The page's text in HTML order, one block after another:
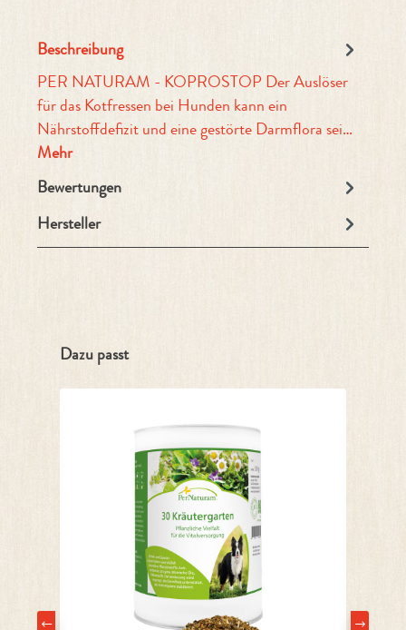
Beschreibung
PER NATURAM - KOPROSTOP Der Auslöser
für das Kotfressen bei Hunden kann ein
Nährstoffdefizit und eine gestörte Darmflora sei…
Mehr
Bewertungen
Hersteller
Produktgalerie überspringen
Dazu passt